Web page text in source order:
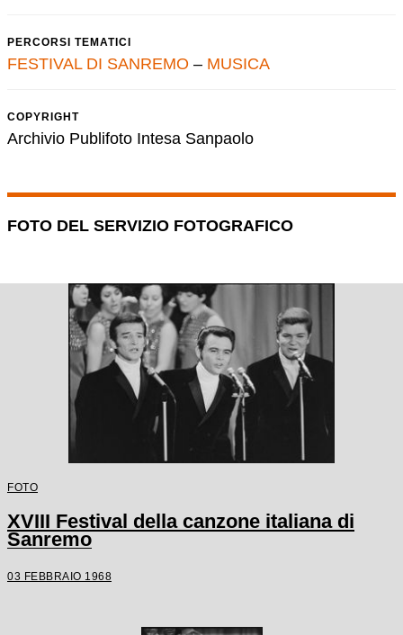
PERCORSI TEMATICI
FESTIVAL DI SANREMO – MUSICA
COPYRIGHT
Archivio Publifoto Intesa Sanpaolo
FOTO DEL SERVIZIO FOTOGRAFICO
FOTO
XVIII Festival della canzone italiana di
Sanremo
03 FEBBRAIO 1968